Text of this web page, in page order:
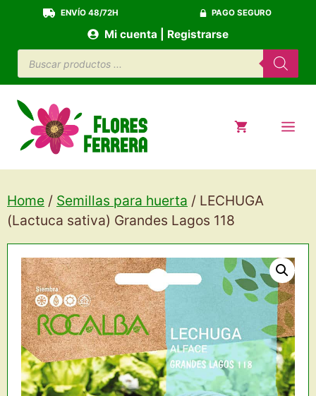
contenido
ENVÍO 48/72H PAGO SEGURO
Búsqueda
de
productos
Mi cuenta | Registrarse
Home / Semillas para huerta / LECHUGA
(Lactuca sativa) Grandes Lagos 118